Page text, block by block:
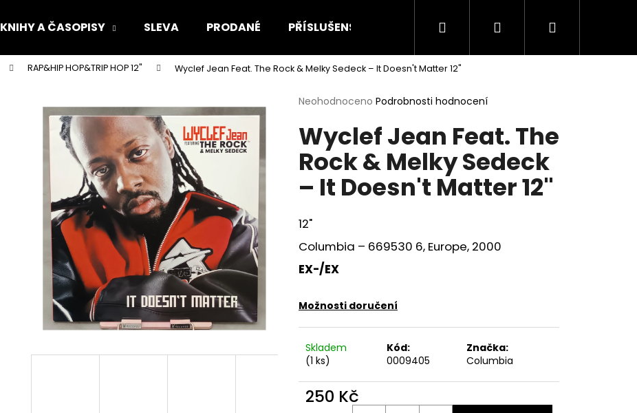
KNIHY A ČASOPISY SLEVA PRODANÉ PŘÍSLUŠENSTVÍ HODNOCENÍ STAVU O NÁS
Hledat PřihlášeníNákupní
RAP&HIP HOP&TRIP HOP 12" Wyclef Jean Feat. The Rock & Melky Sedeck – It Doesn't Matter 12"
Průměrné
produktu
je
0,0
hvězdiček.
Neohodnoceno Podrobnosti hodnocení
Wyclef Jean Feat. The
Rock & Melky Sedeck
– It Doesn't Matter 12"
12"
Columbia ‎– 669530 6, Europe, 2000
EX-/EX
Možnosti doručení
Skladem
(1 ks)
Kód:
0009405
Značka:
Columbia
250 Kč
Co potřebujete najít?
HLEDAT
Doporučujeme
MARTIN KRATOCHVÍL & JAZZ Q ‎–
HODOKVAS (FEASTING) LP
PINK FLOYD – THE PIPER AT THE GATES
OF DAWN CD